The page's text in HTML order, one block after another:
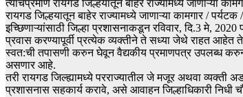
त्याचप्रमाणे रायगड जिल्हयातून बाहेर राज्यामध्ये जाणाऱ्या
रायगड जिल्हयातून बाहेर राज्यामध्ये जाणाऱ्या कामगार /
इच्छिणाऱ्यांसाठी जिल्हा प्रशासनाकडून रविवार, दि.3 मे,
प्रवास करण्यापूर्वी प्रत्येक व्यक्तीने ते सध्या जेथे राहत
स्वत:ची तपासणी करुन घेवून वैद्यकीय प्रमाणपत्र उपलब्ध
असणार आहे.
तरी रायगड जिल्ह्यामध्ये परराज्यातील जे मजूर अथवा व्यक्ती
प्रशासनास सहकार्य करावे, असे आवाहन जिल्हाधिकारी निधी